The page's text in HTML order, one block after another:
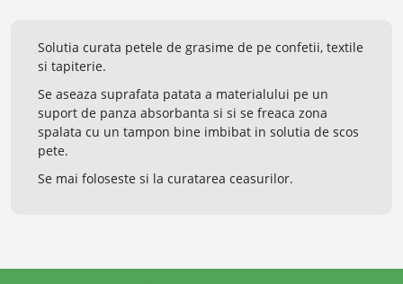
Solutia curata petele de grasime de pe confetii, textile
si tapiterie.
Se aseaza suprafata patata a materialului pe un
suport de panza absorbanta si si se freaca zona
spalata cu un tampon bine imbibat in solutia de scos
pete.
Se mai foloseste si la curatarea ceasurilor.